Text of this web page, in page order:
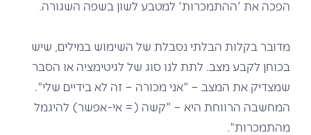
הפכה את 'ההתמכרות' למטבע לשון בשפה השגורה.
מדובר בקלות הבלתי נסבלת של השימוש במילים, שיש
בכוחן לקבע מצב. לתת לנו סוג של לגיטימציה או הסבר
שמצדיק את המצב – "אני מכורה – זה לא בידיים שלי".
המחשבה הרווחת היא – "קשה (= אי-אפשר) להיגמל
מהתמכרות".